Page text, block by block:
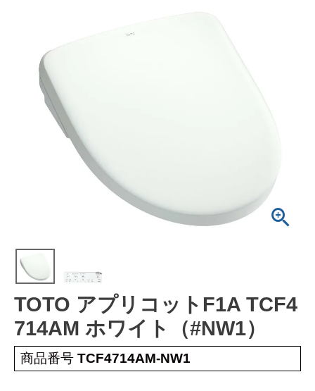
給湯器の交換はこちら
ガスコンロの交換はこちら
取り扱いメーカー 協力業者募集
DTY
取り付けの手順
交換工事
について
TOTO アプリコットF1A TCF4
714AM ホワイト（#NW1）
商品番号 TCF4714AM-NW1